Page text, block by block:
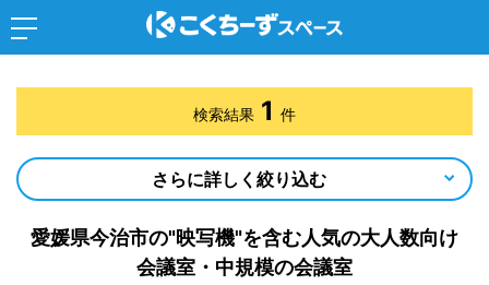
愛媛県今治市の"映写機"を含む人気の大人数向け
会議室・中規模の会議室
検索結果 1 件
さらに詳しく絞り込む